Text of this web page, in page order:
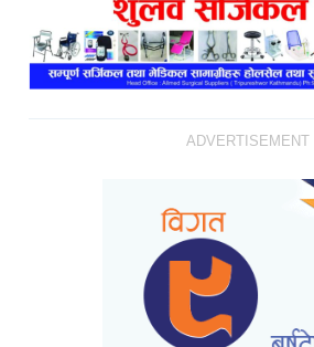
ADVERTISEMENT